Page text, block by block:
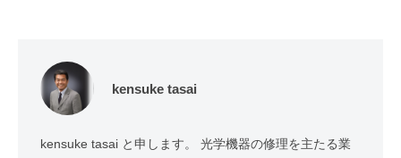
kensuke tasai
kensuke tasai と申します。 光学機器の修理を主たる業